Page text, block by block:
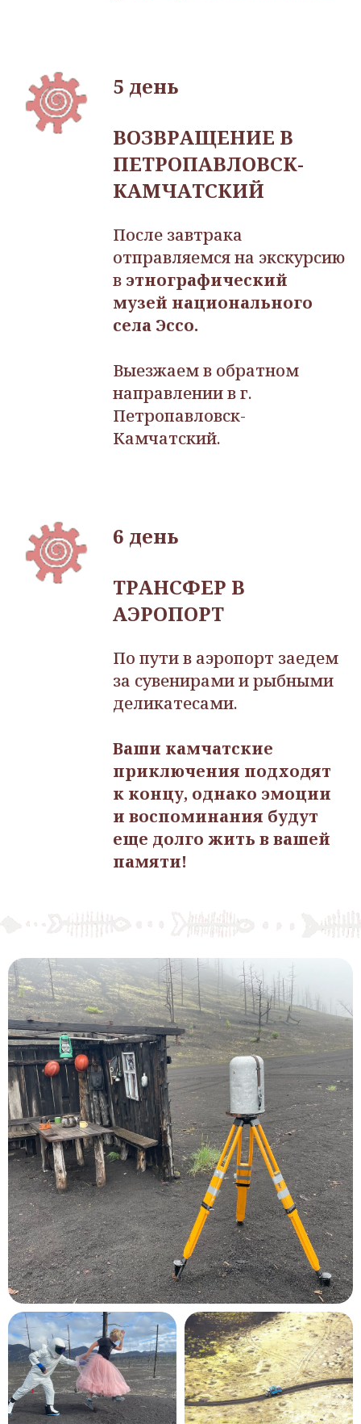
5 день
ВОЗВРАЩЕНИЕ В
ПЕТРОПАВЛОВСК-
КАМЧАТСКИЙ
После завтрака
отправляемся на экскурсию
в этнографический
музей национального
села Эссо.
Выезжаем в обратном
направлении в г.
Петропавловск-
Камчатский.
6 день
ТРАНСФЕР В
АЭРОПОРТ
По пути в аэропорт заедем
за сувенирами и рыбными
деликатесами.
Ваши камчатские
приключения подходят
к концу, однако эмоции
и воспоминания будут
еще долго жить в вашей
памяти!